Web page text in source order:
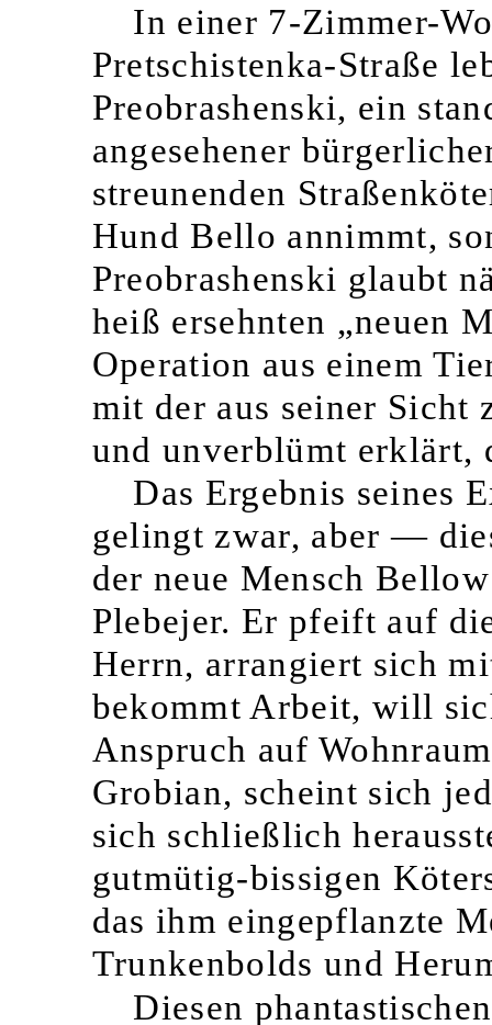
In einer 7-Zimmer-
Pretschistenka-Straße
Preobrashenski, ein
angesehener
streunenden
Hund Bello annimmt,
Preobrashenski glaubt
heiß ersehnten „neuen
Operation aus einem
mit der aus seiner Sicht
und unverblümt erklärt,
Das Ergebnis seines
gelingt zwar, aber —
der neue Mensch
Plebejer. Er pfeift auf
Herrn, arrangiert sich
bekommt Arbeit, will
Anspruch auf
Grobian, scheint sich
sich schließlich
gutmütig-bissigen
das ihm eingepflanzte
Trunkenbolds und
Diesen